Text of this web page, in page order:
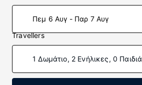
Πεμ 6 Αυγ - Παρ 7 Αυγ
Travellers
1 Δωμάτιο, 2 Ενήλικες, 0 Παιδιά